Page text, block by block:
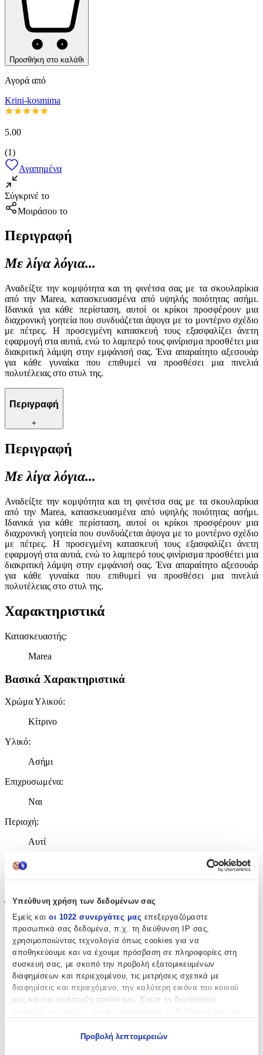
Υπεύθυνη χρήση των δεδομένων σας
Εμείς και οι 1022 συνεργάτες μας επεξεργαζόμαστε
προσωπικά σας δεδομένα, π.χ. τη διεύθυνση IP σας,
χρησιμοποιώντας τεχνολογία όπως cookies για να
αποθηκεύουμε και να έχουμε πρόσβαση σε πληροφορίες στη
συσκευή σας, με σκοπό την προβολή εξατομικευμένων
διαφημίσεων και περιεχομένου, τις μετρήσεις σχετικά με
διαφημίσεις και περιεχόμενο, την καλύτερη εικόνα του κοινού
μας και την ανάπτυξη προϊόντων. Έχετε τη δυνατότητα
Προβολή λεπτομερειών
Προσθήκη στο καλάθι
Αγορά από
Krini-kosmima
5.00
(1)
Αγαπημένα
Σύγκρινέ το
Μοιράσου το
Περιγραφή
Με λίγα λόγια...
Αναδείξτε την κομψότητα και τη φινέτσα σας με τα σκουλαρίκια
από την Marea, κατασκευασμένα από υψηλής ποιότητας ασήμι.
Ιδανικά για κάθε περίσταση, αυτοί οι κρίκοι προσφέρουν μια
διαχρονική γοητεία που συνδυάζεται άψογα με το μοντέρνο σχέδιο
με πέτρες. Η προσεγμένη κατασκευή τους εξασφαλίζει άνετη
εφαρμογή στα αυτιά, ενώ το λαμπερό τους φινίρισμα προσθέτει μια
διακριτική λάμψη στην εμφάνισή σας. Ένα απαραίτητο αξεσουάρ
για κάθε γυναίκα που επιθυμεί να προσθέσει μια πινελιά
πολυτέλειας στο στυλ της.
Περιγραφή
+
Περιγραφή
Με λίγα λόγια...
Αναδείξτε την κομψότητα και τη φινέτσα σας με τα σκουλαρίκια
από την Marea, κατασκευασμένα από υψηλής ποιότητας ασήμι.
Ιδανικά για κάθε περίσταση, αυτοί οι κρίκοι προσφέρουν μια
διαχρονική γοητεία που συνδυάζεται άψογα με το μοντέρνο σχέδιο
με πέτρες. Η προσεγμένη κατασκευή τους εξασφαλίζει άνετη
εφαρμογή στα αυτιά, ενώ το λαμπερό τους φινίρισμα προσθέτει μια
διακριτική λάμψη στην εμφάνισή σας. Ένα απαραίτητο αξεσουάρ
για κάθε γυναίκα που επιθυμεί να προσθέσει μια πινελιά
πολυτέλειας στο στυλ της.
Χαρακτηριστικά
Κατασκευαστής:
Marea
Βασικά Χαρακτηριστικά
Χρώμα Υλικού:
Κίτρινο
Υλικό:
Ασήμι
Επιχρυσωμένα:
Ναι
Περιοχή:
Αυτί
Σετ:
Όχι
Έξτρα Χαρακτηριστικά
Piercing:
Όχι
Νυφικά:
Όχι